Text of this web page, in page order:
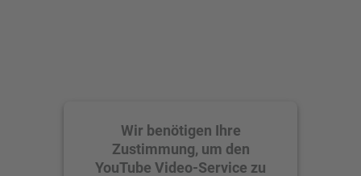
Wir benötigen Ihre
Zustimmung, um den
YouTube Video-Service zu